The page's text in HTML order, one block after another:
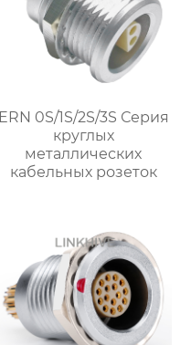
ERN 0S/1S/2S/3S Серия
круглых
металлических
кабельных розеток